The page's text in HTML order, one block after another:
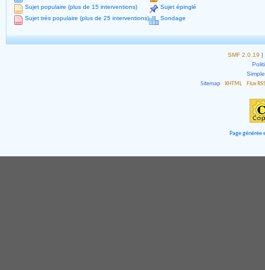
Sujet populaire (plus de 15 interventions)
Sujet très populaire (plus de 25 interventions)
Sujet épinglé
Sondage
SMF 2.0.19 |
Sitemap
XHTML Flux
Page générée